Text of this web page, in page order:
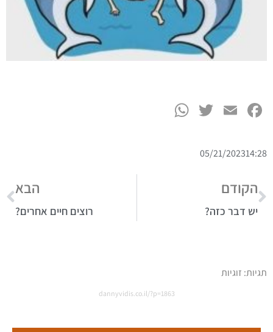
Facebook
Email
Twitter
14:28
05/21/2023
הקודם
יש דבר כזה?
הבא
רוצים חיים אחרים?
תגיות: זוגיות
dannyvidis.co.il/?p=1863